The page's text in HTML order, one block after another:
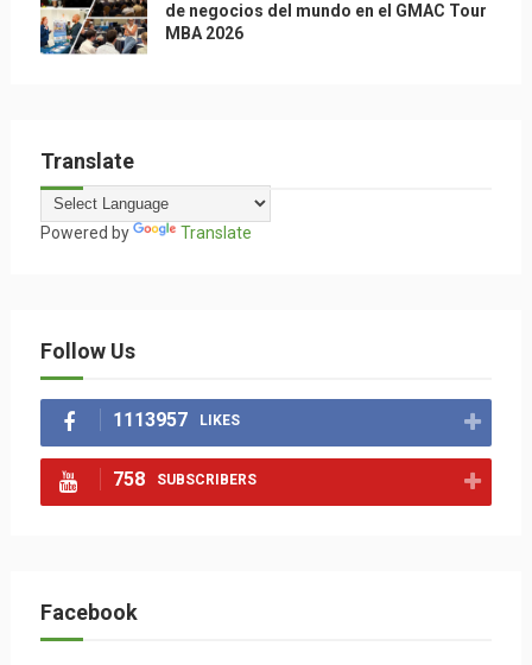
de negocios del mundo en el GMAC Tour
MBA 2026
Translate
Powered by Translate
Follow Us
1113957 LIKES
758 SUBSCRIBERS
Facebook